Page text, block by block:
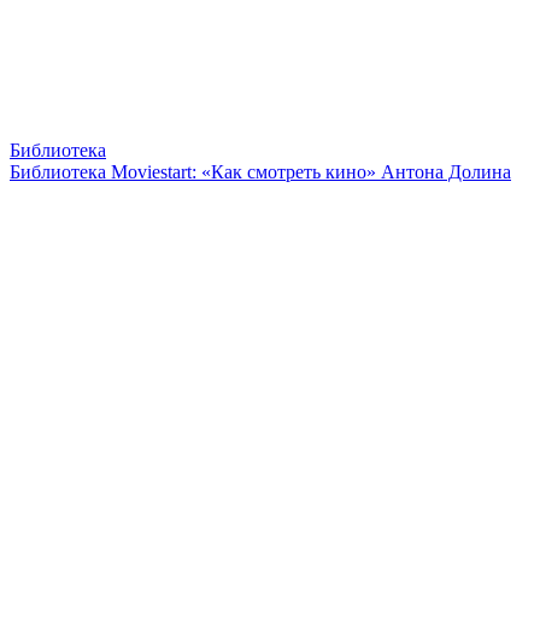
Библиотека
Библиотека Moviestart: «Как смотреть кино» Антона Долина